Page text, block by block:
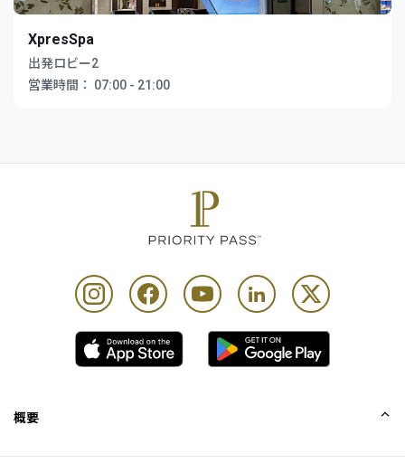
XpresSpa
出発ロビー2
営業時間：
07:00 - 21:00
概要